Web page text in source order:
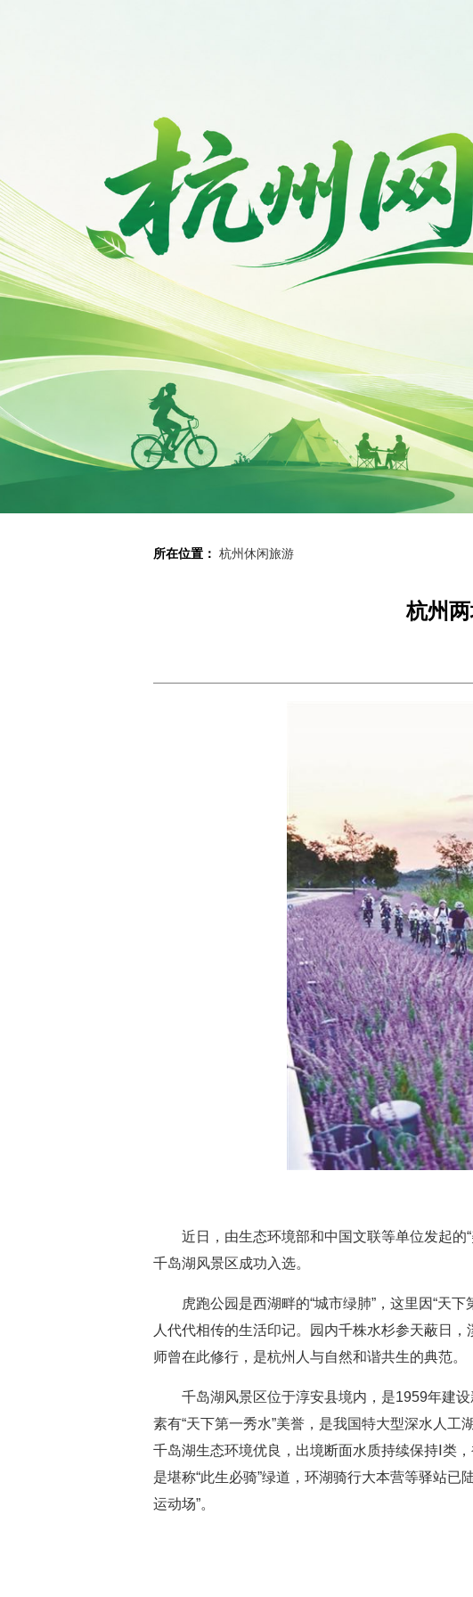
所在位置： 杭州休闲旅游
杭州
近日，由生态环境部和中国文联等单位发起的
千岛湖风景区成功入选。
虎跑公园是西湖畔的“城市绿肺”，这里因“天
人代代相传的生活印记。园内千株水杉参天蔽日
师曾在此修行，是杭州人与自然和谐共生的典范。
千岛湖风景区位于淳安县境内，是1959年建
素有“天下第一秀水”美誉，是我国特大型深水人工
千岛湖生态环境优良，出境断面水质持续保持Ⅰ类
是堪称“此生必骑”绿道，环湖骑行大本营等驿站已
运动场”。